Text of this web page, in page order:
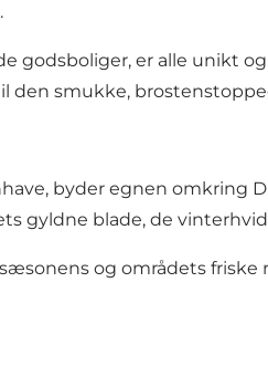
godsboliger, er alle unikt
den smukke,
byder egnen omkring
gyldne blade, de
og områdets friske